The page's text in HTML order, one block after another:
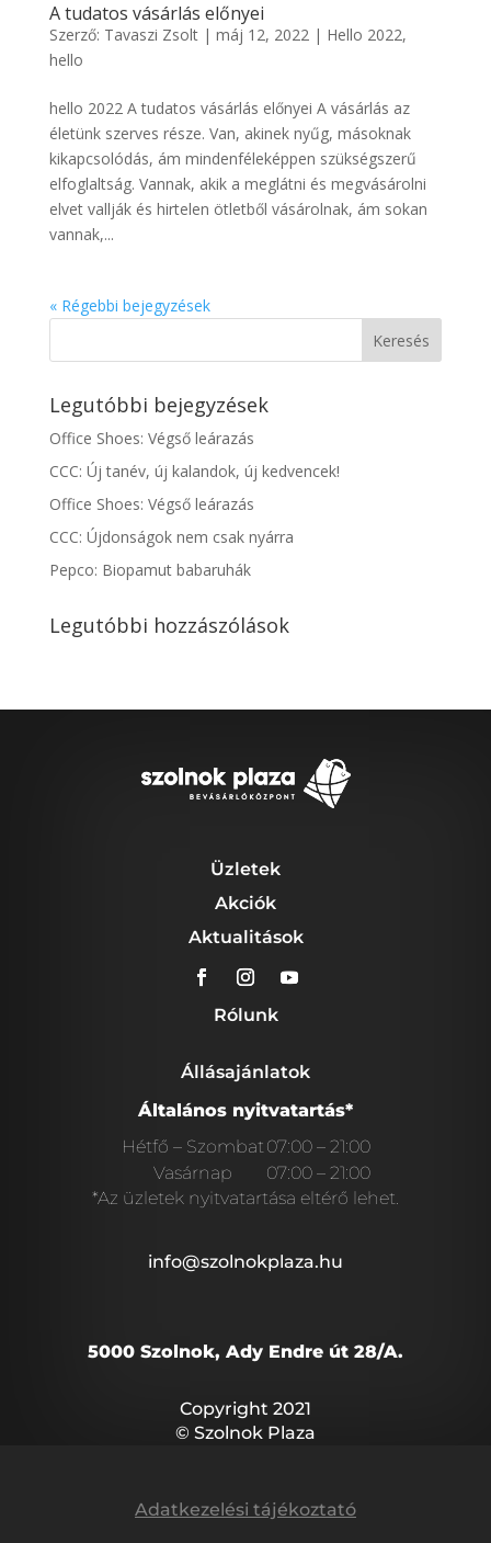
A tudatos vásárlás előnyei
Szerző: Tavaszi Zsolt| máj 12, 2022| Hello 2022,
hello
hello 2022 A tudatos vásárlás előnyei A vásárlás az
életünk szerves része. Van, akinek nyűg, másoknak
kikapcsolódás, ám mindenféleképpen szükségszerű
elfoglaltság. Vannak, akik a meglátni és megvásárolni
elvet vallják és hirtelen ötletből vásárolnak, ám sokan
vannak,...
« Régebbi bejegyzések
Legutóbbi bejegyzések
Office Shoes: Végső leárazás
CCC: Új tanév, új kalandok, új kedvencek!
Office Shoes: Végső leárazás
CCC: Újdonságok nem csak nyárra
Pepco: Biopamut babaruhák
Legutóbbi hozzászólások
Üzletek
Akciók
Aktualitások
Rólunk
Állásajánlatok
Általános nyitvatartás*
Hétfő – Szombat07:00 – 21:00
Vasárnap
07:00 – 21:00
*Az üzletek nyitvatartása eltérő lehet.
info@szolnokplaza.hu
5000 Szolnok, Ady Endre út 28/A.
Copyright 2021
© Szolnok Plaza
Adatkezelési tájékoztató